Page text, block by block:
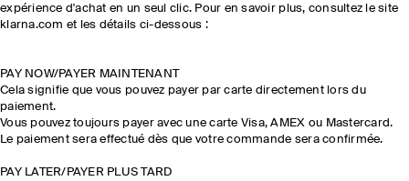
expérience d'achat en un seul clic. Pour en savoir plus, consultez le site
klarna.com et les détails ci-dessous :
PAY NOW/PAYER MAINTENANT
Cela signifie que vous pouvez payer par carte directement lors du
paiement.
Vous pouvez toujours payer avec une carte Visa, AMEX ou Mastercard.
Le paiement sera effectué dès que votre commande sera confirmée.
PAY LATER/PAYER PLUS TARD